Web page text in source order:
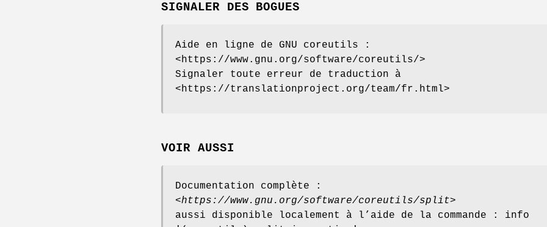
SIGNALER DES BOGUES
Aide en ligne de GNU coreutils :
<https://www.gnu.org/software/coreutils/>
Signaler toute erreur de traduction à
<https://translationproject.org/team/fr.html>
VOIR AUSSI
Documentation complète :
<https://www.gnu.org/software/coreutils/split>
aussi disponible localement à l’aide de la commande : info